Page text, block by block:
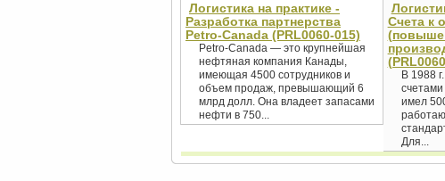
Логистика на практике -
Разработка партнерства
Petro-Canada (PRL0060-015)
Petro-Canada — это крупнейшая
нефтяная компания Канады,
имеющая 4500 сотрудников и
объем продаж, превышающий 6
млрд долл. Она владеет запасами
нефти в 750...
Счета к
В 1988
счетами
имел
Для...